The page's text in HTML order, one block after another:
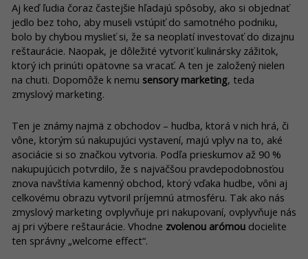
Aj keď ľudia čoraz častejšie hľadajú spôsoby, ako si objednať
jedlo bez toho, aby museli vstúpiť do samotného podniku,
bolo by chybou myslieť si, že sa neoplatí investovať do dizajnu
reštaurácie. Naopak, je dôležité vytvoriť kulinársky zážitok,
ktorý ich prinúti opätovne sa vracať. A ten je založený nielen
na chuti. Dopomôže k nemu sensory marketing, teda
zmyslový marketing.
Ten je známy najmä z obchodov – hudba, ktorá v nich hrá, či
vône, ktorým sú nakupujúci vystavení, majú vplyv na to, aké
asociácie si so značkou vytvoria. Podľa prieskumov až 90 %
nakupujúcich potvrdilo, že s najväčšou pravdepodobnosťou
znova navštívia kamenný obchod, ktorý vďaka hudbe, vôni aj
celkovému obrazu vytvoril príjemnú atmosféru. Tak ako nás
zmyslový marketing ovplyvňuje pri nakupovaní, ovplyvňuje nás
aj pri výbere reštaurácie. Vhodne zvolenou arómou docielite
ten správny „welcome effect“.